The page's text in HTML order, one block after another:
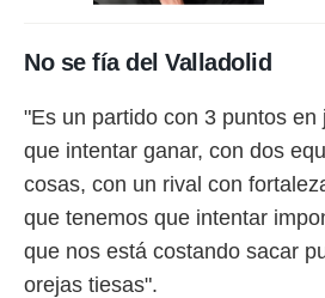
No se fía del Valladolid
"Es un partido con 3 puntos
que intentar ganar, con dos
cosas, con un rival con
que tenemos que intentar
que nos está costando sacar
orejas tiesas".